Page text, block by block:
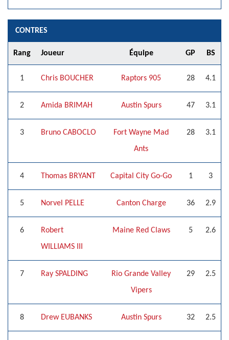
CONTRES
Rang Joueur Équipe GP BS
1 Chris BOUCHER Raptors 905 28 4.1
2 Amida BRIMAH Austin Spurs 47 3.1
3 Bruno CABOCLO
Fort Wayne Mad
Ants
28 3.1
4 Thomas BRYANT Capital City Go-Go 1 3
5 Norvel PELLE Canton Charge 36 2.9
6
Robert
WILLIAMS III
Maine Red Claws 5 2.6
7 Ray SPALDING
Rio Grande Valley
Vipers
29 2.5
8 Drew EUBANKS Austin Spurs 32 2.5